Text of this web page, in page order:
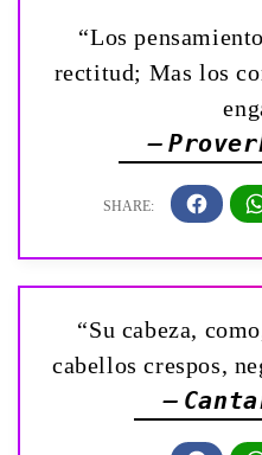
“Los
rectitud; Mas los
—
“Su cabeza,
cabellos crespos,
—